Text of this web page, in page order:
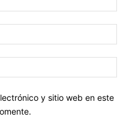
y sitio web en este